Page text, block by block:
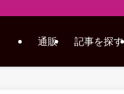
通販 記事を探す